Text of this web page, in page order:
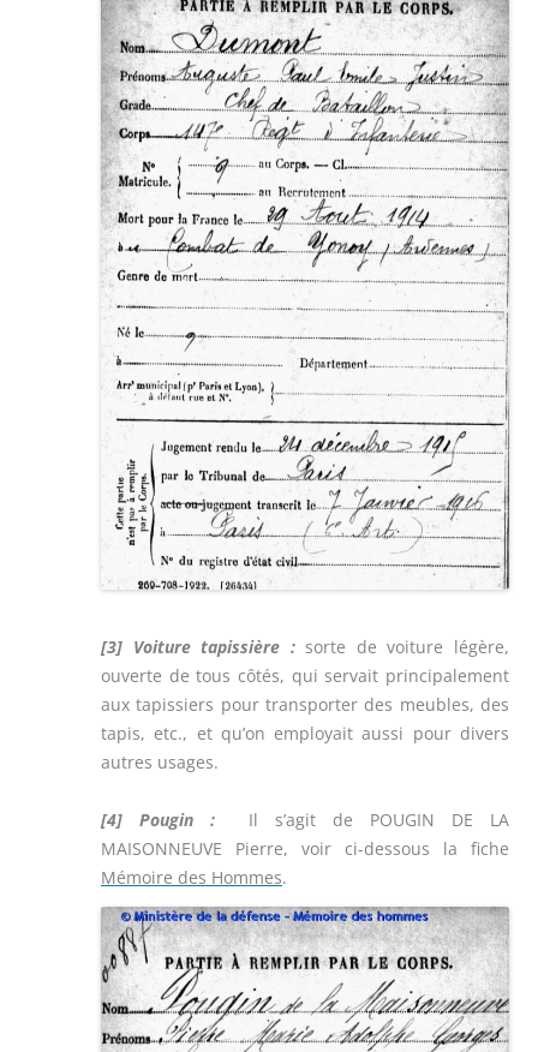
[3] Voiture tapissière :sorte de voiture légère,
ouverte de tous côtés, qui servait principalement
aux tapissiers pour transporter des meubles, des
tapis, etc., et qu’on employait aussi pour divers
autres usages.
[4] Pougin : Il s’agit de POUGIN DE LA
MAISONNEUVE Pierre, voir ci-dessous la fiche
Mémoire des Hommes.